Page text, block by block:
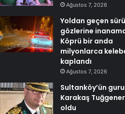
Ağustos 7, 2026
Yoldan geçen
gözlerine
Köprü bir anda
milyonlarca
kaplandı
Ağustos 7, 2026
Sultanköy’ün
Karakaş
oldu